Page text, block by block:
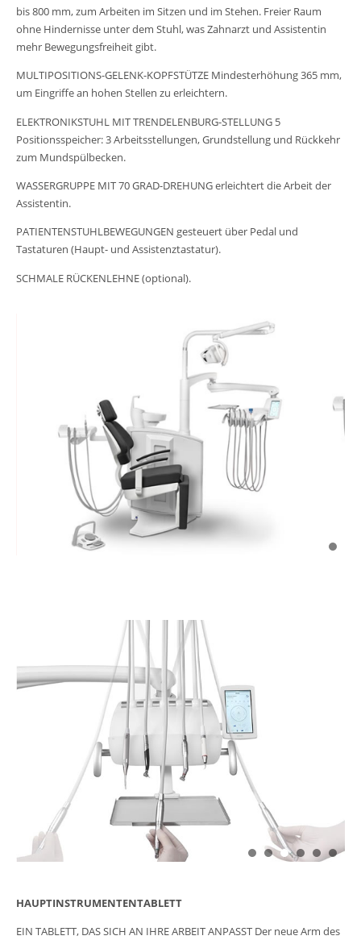
bis 800 mm, zum Arbeiten im Sitzen und im Stehen. Freier Raum
ohne Hindernisse unter dem Stuhl, was Zahnarzt und Assistentin
mehr Bewegungsfreiheit gibt.
MULTIPOSITIONS-GELENK-KOPFSTÜTZE Mindesterhöhung 365 mm,
um Eingriffe an hohen Stellen zu erleichtern.
ELEKTRONIKSTUHL MIT TRENDELENBURG-STELLUNG 5
Positionsspeicher: 3 Arbeitsstellungen, Grundstellung und Rückkehr
zum Mundspülbecken.
WASSERGRUPPE MIT 70 GRAD-DREHUNG erleichtert die Arbeit der
Assistentin.
PATIENTENSTUHLBEWEGUNGEN gesteuert über Pedal und
Tastaturen (Haupt- und Assistenztastatur).
SCHMALE RÜCKENLEHNE (optional).
HAUPTINSTRUMENTENTABLETT
EIN TABLETT, DAS SICH AN IHRE ARBEIT ANPASST Der neue Arm des